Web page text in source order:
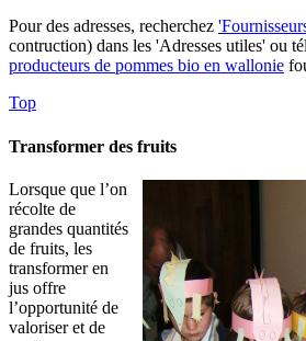
Pour des adresses, recherchez
contruction) dans les 'Adresses utiles' ou
producteurs de pommes bio en wallonie
Top
Transformer des fruits
Lorsque que l’on
récolte de
grandes quantités
de fruits, les
transformer en
jus offre
l’opportunité de
valoriser et de